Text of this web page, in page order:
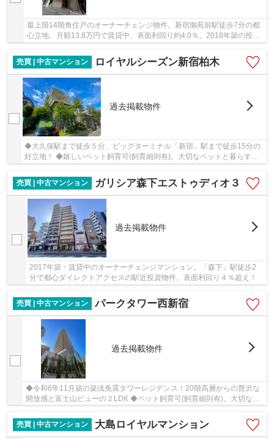
最上階14階角住戸のオーナーチェンジ物件。新宿御苑前駅徒歩7分の都
心立地。月額13.8万円で賃貸中、表面利回り約4.0％。2018年築の投資
売買 | 中古マンション
ロイヤルシーズン新宿柏木
過去掲載物件
◆大久保駅まで徒歩５分、ビッグターミナル「新宿」駅まで徒歩15分の
好立地！ ◆嬉しいペット飼育可(飼育細則有)。大切なペットと暮らす理
想のお部屋 ◆新宿区アドレスながらも閑静な住宅...
売買 | 中古マンション
ガリシア森下エストゥディオ３
過去掲載物件
2017年築・賃貸中のオーナーチェンジマンション。「森下」駅徒歩2
分で都心ダイレクトアクセスの駅近投資物件。表面利回り４％超え！
売買 | 中古マンション パークタワー西新宿
過去掲載物件
◆令和6年11月築の築浅免震タワーレジデンス！20階高層からの贅沢な
開放感と富士山ビューの２LDK ◆ペット飼育可(飼育細則有)。大切なペ
売買 | 中古マンション
大島ロイヤルマンション